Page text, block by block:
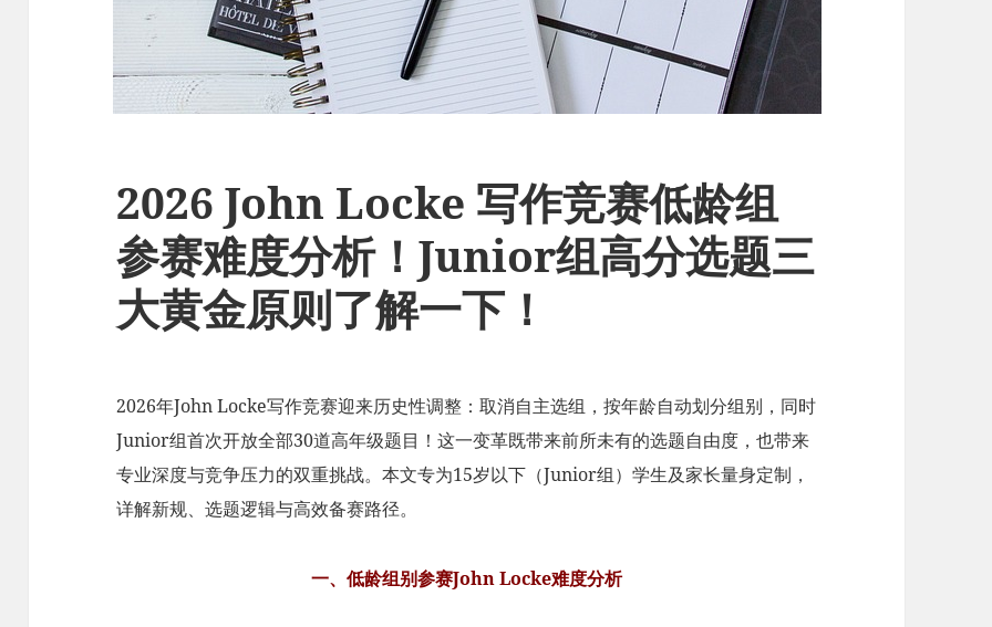
2026 John Locke 写作竞赛低龄组
参赛难度分析！Junior组高分选题三
大黄金原则了解一下！
2026年John Locke写作竞赛迎来历史性调整：取消自主选组，按年龄自动划分组别，同时
Junior组首次开放全部30道高年级题目！这一变革既带来前所未有的选题自由度，也带来
专业深度与竞争压力的双重挑战。本文专为15岁以下（Junior组）学生及家长量身定制，
详解新规、选题逻辑与高效备赛路径。
一、低龄组别参赛John Locke难度分析